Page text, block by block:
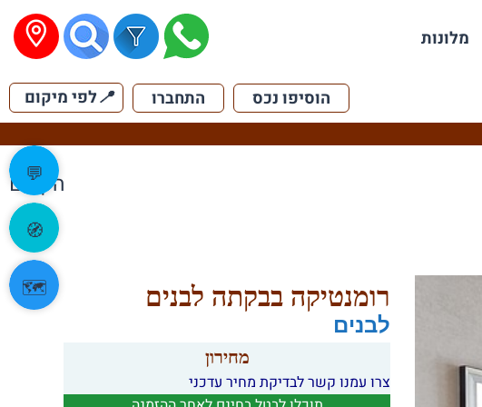
מלונות
הוסיפו נכס התחברו 📍לפי מיקום
הקודם
רומנטיקה בבקתה לבנים
לבנים
מחירון
צרו עמנו קשר לבדיקת מחיר עדכני
💬
🧭
🗺️